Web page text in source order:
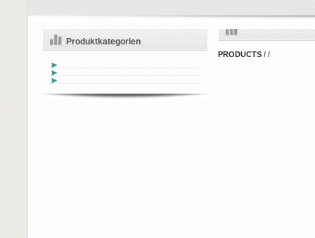
PRODUCTS / /
Produktkategorien